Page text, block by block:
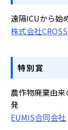
遠隔ICUから始
株式会社
特別賞
農作物廃棄由
発
EUMIS合同会社